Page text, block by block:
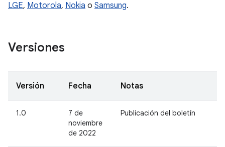
LGE, Motorola, Nokia o Samsung.
Versiones
Versión Fecha Notas
1.0
7 de
noviembre
de 2022
Publicación del boletín